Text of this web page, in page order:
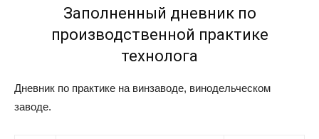
Заполненный дневник по
производственной практике
технолога
Дневник по практике на винзаводе, винодельческом
заводе.